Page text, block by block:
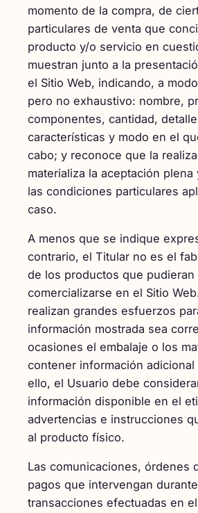
momento de la compra, de
particulares de venta que
producto y/o servicio en
muestran junto a la
el Sitio Web, indicando, a
pero no exhaustivo: nombre,
componentes, cantidad,
características y modo en el
cabo; y reconoce que la
materializa la aceptación plena
las condiciones particulares
caso.
A menos que se indique
contrario, el Titular no es el
de los productos que pudieran
comercializarse en el Sitio
realizan grandes esfuerzos
información mostrada sea
ocasiones el embalaje o los
contener información adicional
ello, el Usuario debe
información disponible en el
advertencias e instrucciones
al producto físico.
Las comunicaciones, órdenes
pagos que intervengan
transacciones efectuadas en